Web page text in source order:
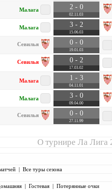
Малага 2 - 0
02.11.03
Малага 3 - 2
15.06.03
Севилья 0 - 0
19.01.03
Севилья 0 - 2
17.03.02
Малага 1 - 3
04.11.01
Малага 3 - 0
09.04.00
Севилья 0 - 0
27.11.99
О турниреЛа Лига
| Все туры сезона
| Гостевая| Потерянные очки